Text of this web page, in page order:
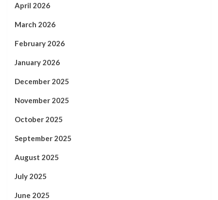
April 2026
March 2026
February 2026
January 2026
December 2025
November 2025
October 2025
September 2025
August 2025
July 2025
June 2025